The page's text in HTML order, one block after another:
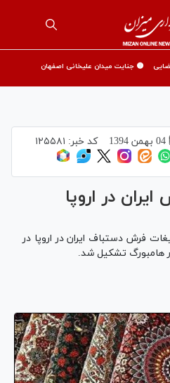
🟡 جنایت میدان علیخانی اصفهان
04 بهمن 1394 کد خبر: ۱۲۵۵۸۱
در اروپا
فرش دستباف ایران در اروپا در
هامبورگ تشکیل شد.